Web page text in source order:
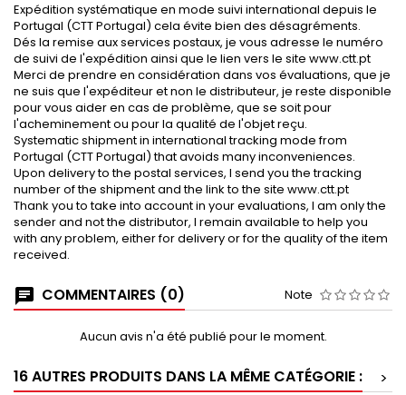
Expédition systématique en mode suivi international depuis le
Portugal (CTT Portugal) cela évite bien des désagréments.
Dés la remise aux services postaux, je vous adresse le numéro
de suivi de l'expédition ainsi que le lien vers le site www.ctt.pt
Merci de prendre en considération dans vos évaluations, que je
ne suis que l'expéditeur et non le distributeur, je reste disponible
pour vous aider en cas de problème, que se soit pour
l'acheminement ou pour la qualité de l'objet reçu.
Systematic shipment in international tracking mode from
Portugal (CTT Portugal) that avoids many inconveniences.
Upon delivery to the postal services, I send you the tracking
number of the shipment and the link to the site www.ctt.pt
Thank you to take into account in your evaluations, I am only the
sender and not the distributor, I remain available to help you
with any problem, either for delivery or for the quality of the item
received.
COMMENTAIRES (0) Note
Aucun avis n'a été publié pour le moment.
16 AUTRES PRODUITS DANS LA MÊME CATÉGORIE :
>